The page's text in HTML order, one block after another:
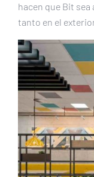
hacen que Bit
tanto en el